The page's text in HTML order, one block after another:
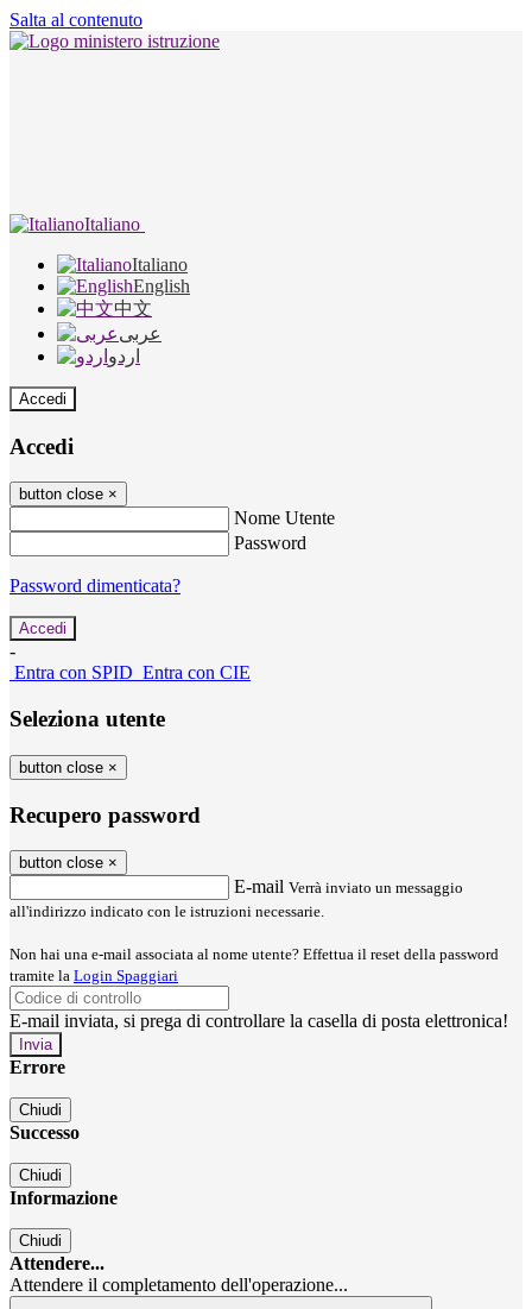
Salta al contenuto
Italiano
Italiano
English
中文
عربى
اردو
Accedi
Accedi
button close ×
Nome Utente
Password
Password dimenticata?
-
Entra con SPID Entra con CIE
Seleziona utente
button close ×
Recupero password
button close ×
E-mail Verrà inviato un messaggio
all'indirizzo indicato con le istruzioni necessarie.
Non hai una e-mail associata al nome utente? Effettua il reset della password
tramite la Login Spaggiari
E-mail inviata, si prega di controllare la casella di posta elettronica!
Errore
Chiudi
Successo
Chiudi
Informazione
Chiudi
Attendere...
Attendere il completamento dell'operazione...